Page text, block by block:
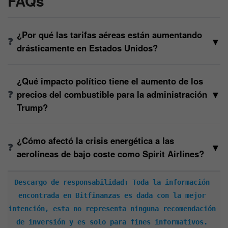
¿Por qué las tarifas aéreas están aumentando
drásticamente en Estados Unidos?
▼
¿Qué impacto político tiene el aumento de los
precios del combustible para la administración
Trump?
▼
¿Cómo afectó la crisis energética a las
aerolíneas de bajo coste como Spirit Airlines?
▼
Descargo de responsabilidad: Toda la información
encontrada en Bitfinanzas es dada con la mejor
intención, esta no representa ninguna recomendación
de inversión y es solo para fines informativos.